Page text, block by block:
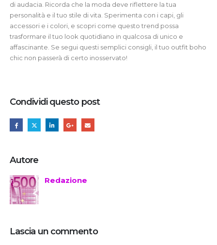
di audacia. Ricorda che la moda deve riflettere la tua
personalità e il tuo stile di vita. Sperimenta con i capi, gli
accessori e i colori, e scopri come questo trend possa
trasformare il tuo look quotidiano in qualcosa di unico e
affascinante. Se segui questi semplici consigli, il tuo outfit boho
chic non passerà di certo inosservato!
Condividi questo post
Autore
Redazione
Lascia un commento